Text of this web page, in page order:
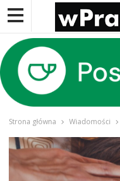
Strona główna Wiadomości